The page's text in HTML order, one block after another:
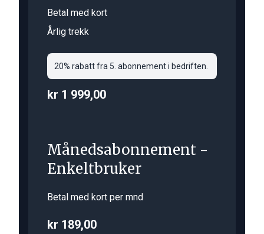
Betal med kort
Årlig trekk
20% rabatt fra 5. abonnement i bedriften.
kr 1 999,00
Månedsabonnement -
Enkeltbruker
Betal med kort per mnd
kr 189,00